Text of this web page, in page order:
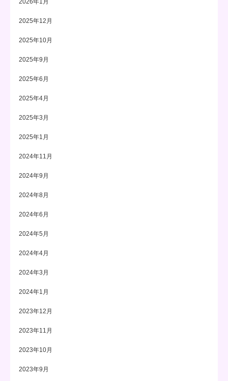
2025年12月
2025年10月
2025年9月
2025年6月
2025年4月
2025年3月
2025年1月
2024年11月
2024年9月
2024年8月
2024年6月
2024年5月
2024年4月
2024年3月
2024年1月
2023年12月
2023年11月
2023年10月
2023年9月